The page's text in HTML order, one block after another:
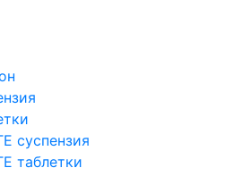
суспензия
таблетки